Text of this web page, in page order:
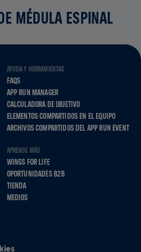
MÉDULA ESPINAL
AYUDA Y HERRAMIENTAS
FAQS
APP RUN MANAGER
CALCULADORA DE OBJETIVO
ELEMENTOS COMPARTIDOS EN EL EQUIPO
ARCHIVOS COMPARTIDOS DEL APP RUN EVENT
APRENDE MÁS
WINGS FOR LIFE
OPORTUNIDADES B2B
TIENDA
MEDIOS